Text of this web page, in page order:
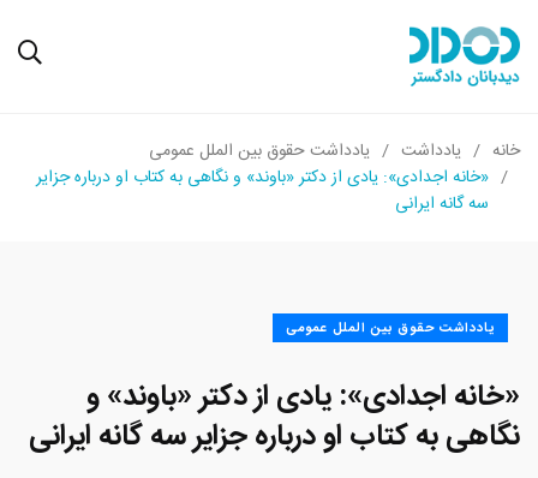
خانه یادداشت
یادداشت حقوق بین الملل عمومی
«خانه اجدادی»: یادی از دکتر «باوند» و نگاهی به کتاب او درباره جزایر
سه گانه ایرانی
یادداشت حقوق بین الملل عمومی
«خانه اجدادی»: یادی از دکتر «باوند» و
نگاهی به کتاب او درباره جزایر سه گانه ایرانی